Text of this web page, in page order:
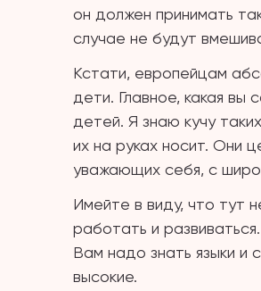
он должен принимать
случае не будут
Кстати, европейцам
дети. Главное, какая
детей. Я знаю кучу
их на руках носит. Они
уважающих себя, с
Имейте в виду, что тут
работать и
Вам надо знать языки и
высокие.